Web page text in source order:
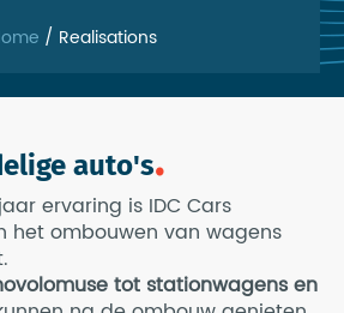
Realisations
auto's
ervaring is IDC Cars
het ombouwen van wagens
tot stationwagens en